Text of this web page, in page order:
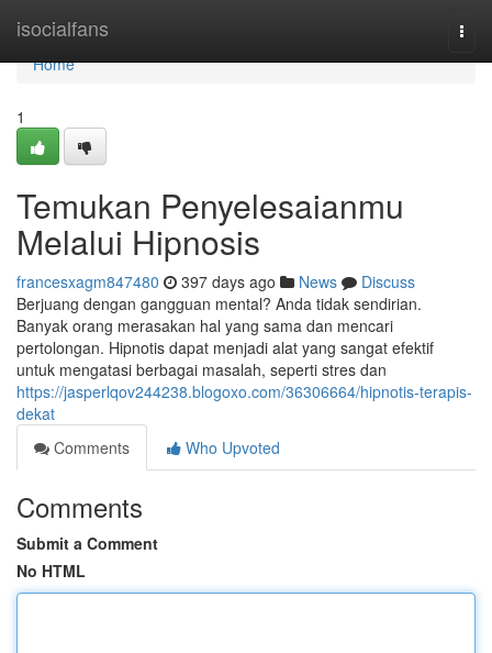
isocialfans
Home
Home
1
Temukan Penyelesaianmu
Melalui Hipnosis
francesxagm847480 397 days ago News
Discuss
Berjuang dengan gangguan mental? Anda tidak sendirian.
Banyak orang merasakan hal yang sama dan mencari
pertolongan. Hipnotis dapat menjadi alat yang sangat efektif
untuk mengatasi berbagai masalah, seperti stres dan
https://jasperlqov244238.blogoxo.com/36306664/hipnotis-terapis-
dekat
Comments
Who Upvoted
Comments
Submit a Comment
No HTML